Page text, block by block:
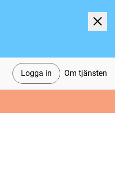
Logga in Om tjänsten